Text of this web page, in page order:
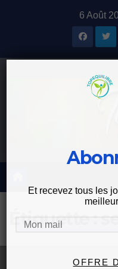
6 Août
Étiquette :
Et recevez tous les
OFFRE